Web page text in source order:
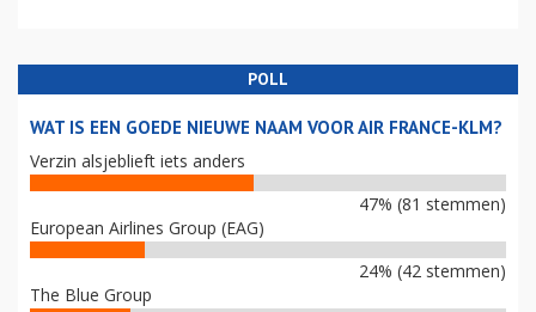
POLL
WAT IS EEN GOEDE NIEUWE NAAM VOOR AIR FRANCE-KLM?
Verzin alsjeblieft iets anders
47% (81 stemmen)
European Airlines Group (EAG)
24% (42 stemmen)
The Blue Group